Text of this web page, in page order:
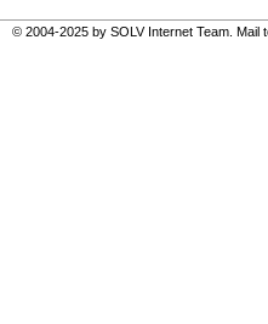
© 2004-2025 by SOLV Internet Team. Mail